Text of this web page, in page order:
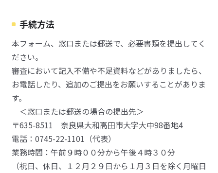
手続方法
本フォーム、窓口または郵送で、必要書類を提出してく
ださい。
審査において記入不備や不足資料などがありましたら、
お電話したり、追加のご提出をお願いすることがありま
す。
＜窓口または郵送の場合の提出先＞
〒635-8511 奈良県大和高田市大字大中98番地4
電話：0745-22-1101（代表）
業務時間：午前９時００分から午後４時３０分
（祝日、休日、１２月２９日から１月３日を除く月曜日